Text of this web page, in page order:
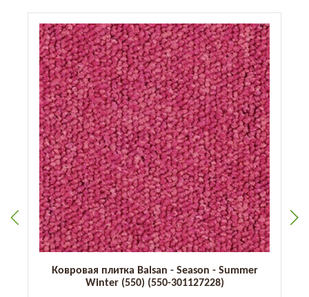
Ковровая плитка Balsan - Season - Summer
Winter (550) (550-301127228)